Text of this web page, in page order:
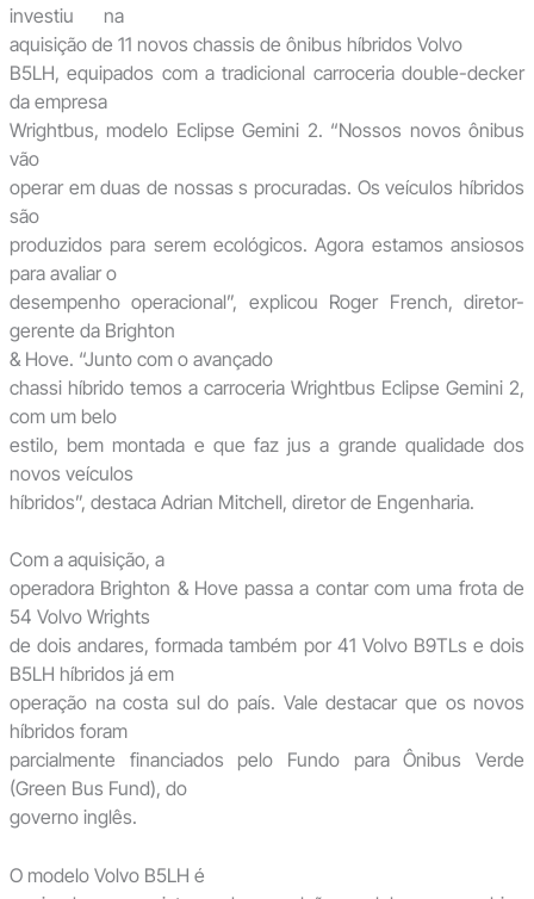
investiu na
aquisição de 11 novos chassis de ônibus híbridos Volvo
B5LH, equipados com a tradicional carroceria double-decker
da empresa
Wrightbus, modelo Eclipse Gemini 2. “Nossos novos ônibus
vão
operar em duas de nossas s procuradas. Os veículos híbridos
são
produzidos para serem ecológicos. Agora estamos ansiosos
para avaliar o
desempenho operacional”, explicou Roger French, diretor-
gerente da Brighton
& Hove. “Junto com o avançado
chassi híbrido temos a carroceria Wrightbus Eclipse Gemini 2,
com um belo
estilo, bem montada e que faz jus a grande qualidade dos
novos veículos
híbridos”, destaca Adrian Mitchell, diretor de Engenharia.
Com a aquisição, a
operadora Brighton & Hove passa a contar com uma frota de
54 Volvo Wrights
de dois andares, formada também por 41 Volvo B9TLs e dois
B5LH híbridos já em
operação na costa sul do país. Vale destacar que os novos
híbridos foram
parcialmente financiados pelo Fundo para Ônibus Verde
(Green Bus Fund), do
governo inglês.
O modelo Volvo B5LH é